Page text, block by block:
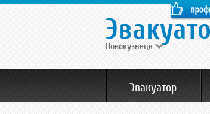
Новокузнецк
Эвакуатор